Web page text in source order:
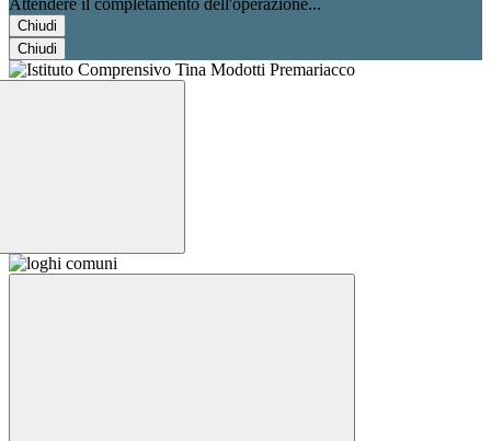
Attendere il completamento dell'operazione...
Chiudi
Chiudi